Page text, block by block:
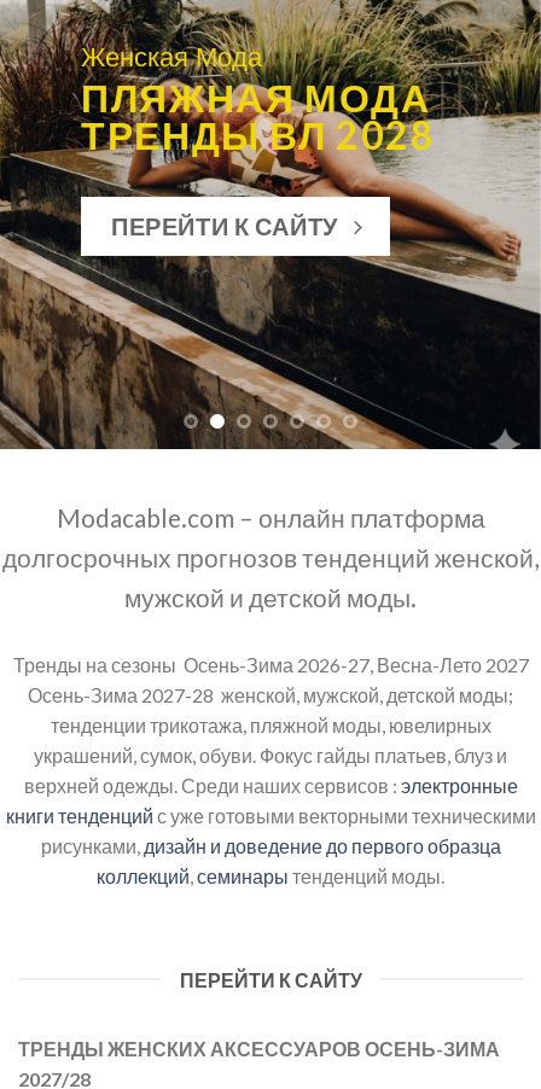
Женская Мода
ПЛЯЖНАЯ МОДА
ТРЕНДЫ ВЛ 2028
ПЕРЕЙТИ К САЙТУ
Modacable.com – онлайн платформа
долгосрочных прогнозов тенденций женской,
мужской и детской моды.
Тренды на сезоны Осень-Зима 2026-27, Весна-Лето 2027
Осень-Зима 2027-28 женской, мужской, детской моды;
тенденции трикотажа, пляжной моды, ювелирных
украшений, сумок, обуви. Фокус гайды платьев, блуз и
верхней одежды. Среди наших сервисов : электронные
книги тенденций с уже готовыми векторными техническими
рисунками, дизайн и доведение до первого образца
коллекций,семинары тенденций моды.
ПЕРЕЙТИ К САЙТУ
ТРЕНДЫ ЖЕНСКИХ АКСЕССУАРОВ ОСЕНЬ-ЗИМА
2027/28